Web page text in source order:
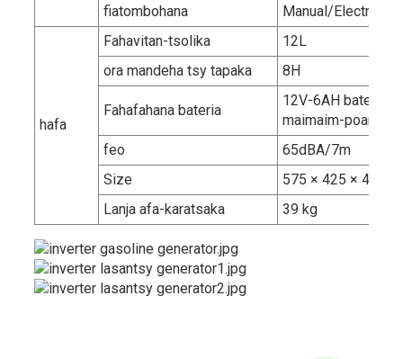
fiatombohana
Manual/Electric
hafa
Fahavitan-tsolika
12L
ora mandeha tsy tapaka
8H
Fahafahana bateria
12V-6AH bateria
maimaim-poana
feo
65dBA/7m
Size
575 × 425 × 485
Lanja afa-karatsaka
39 kg